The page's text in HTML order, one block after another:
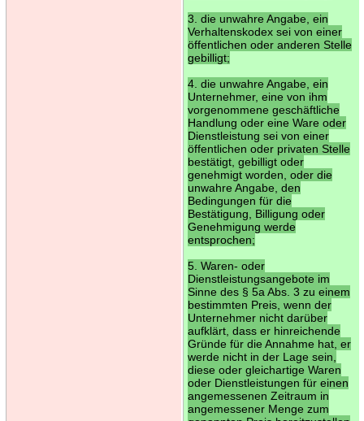
3. die unwahre Angabe, ein
Verhaltenskodex sei von einer
öffentlichen oder anderen Stelle
gebilligt;
4. die unwahre Angabe, ein
Unternehmer, eine von ihm
vorgenommene geschäftliche
Handlung oder eine Ware oder
Dienstleistung sei von einer
öffentlichen oder privaten Stelle
bestätigt, gebilligt oder
genehmigt worden, oder die
unwahre Angabe, den
Bedingungen für die
Bestätigung, Billigung oder
Genehmigung werde
entsprochen;
5. Waren- oder
Dienstleistungsangebote im
Sinne des § 5a Abs. 3 zu einem
bestimmten Preis, wenn der
Unternehmer nicht darüber
aufklärt, dass er hinreichende
Gründe für die Annahme hat, er
werde nicht in der Lage sein,
diese oder gleichartige Waren
oder Dienstleistungen für einen
angemessenen Zeitraum in
angemessener Menge zum